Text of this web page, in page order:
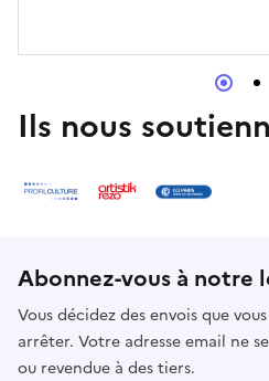
Ils nous
Abonnez-vous à notre
Vous décidez des envois que
arrêter. Votre adresse email ne
ou revendue à des tiers.